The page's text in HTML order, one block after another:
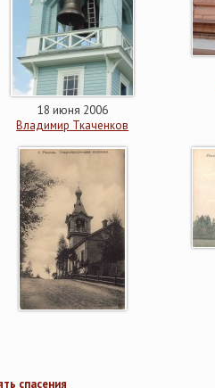
18 июня 2006
Владимир Ткаченков
спасения